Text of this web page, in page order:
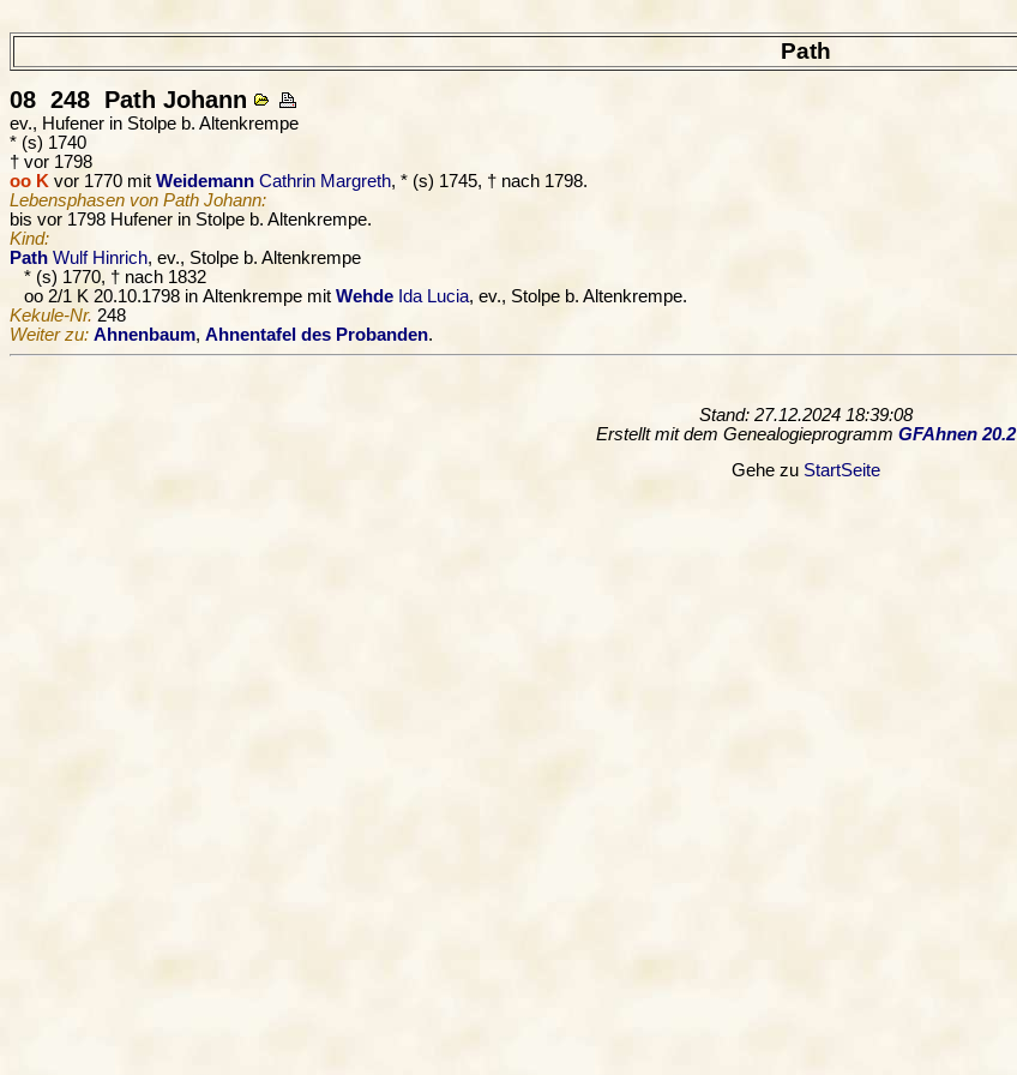
Path
08 248 Path Johann
ev., Hufener in Stolpe b. Altenkrempe
* (s) 1740
† vor 1798
oo K vor 1770 mit Weidemann Cathrin Margreth, * (s) 1745, † nach 1798.
Lebensphasen von Path Johann:
bis vor 1798 Hufener in Stolpe b. Altenkrempe.
Kind:
Path Wulf Hinrich, ev., Stolpe b. Altenkrempe
* (s) 1770, † nach 1832
oo 2/1 K 20.10.1798 in Altenkrempe mitWehde Ida Lucia, ev., Stolpe b. Altenkrempe.
Kekule-Nr. 248
Weiter zu: Ahnenbaum, Ahnentafel des Probanden.
Stand: 27.12.2024 18:39:08
Erstellt mit dem Genealogieprogramm GFAhnen 20.2
Gehe zu StartSeite